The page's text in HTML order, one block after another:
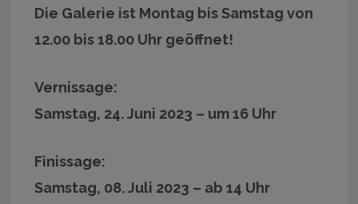
Die Galerie ist Montag bis Samstag von
12.00 bis 18.00 Uhr geöffnet!
Vernissage:
Samstag, 24. Juni 2023 – um 16 Uhr
Finissage:
Samstag, 08. Juli 2023 – ab 14 Uhr